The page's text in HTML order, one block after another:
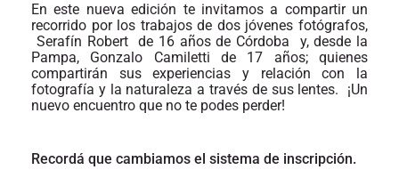
En este nueva edición te invitamos a compartir un
recorrido por los trabajos de dos jóvenes fotógrafos,
Serafín Robert de 16 años de Córdoba y, desde la
Pampa, Gonzalo Camiletti de 17 años; quienes
compartirán sus experiencias y relación con la
fotografía y la naturaleza a través de sus lentes. ¡Un
nuevo encuentro que no te podes perder!
Recordá que cambiamos el sistema de inscripción.